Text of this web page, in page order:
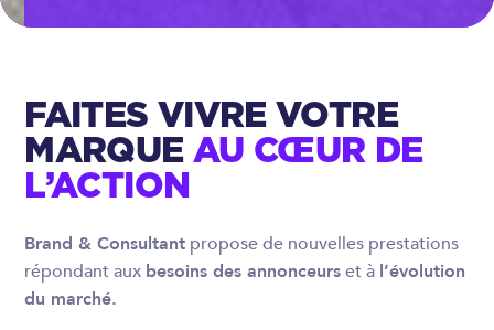
FAITES VIVRE VOTRE
MARQUE AU CŒUR DE
L’ACTION
Brand & Consultant propose de nouvelles prestations
répondant aux besoins des annonceurset à l’évolution
du marché.